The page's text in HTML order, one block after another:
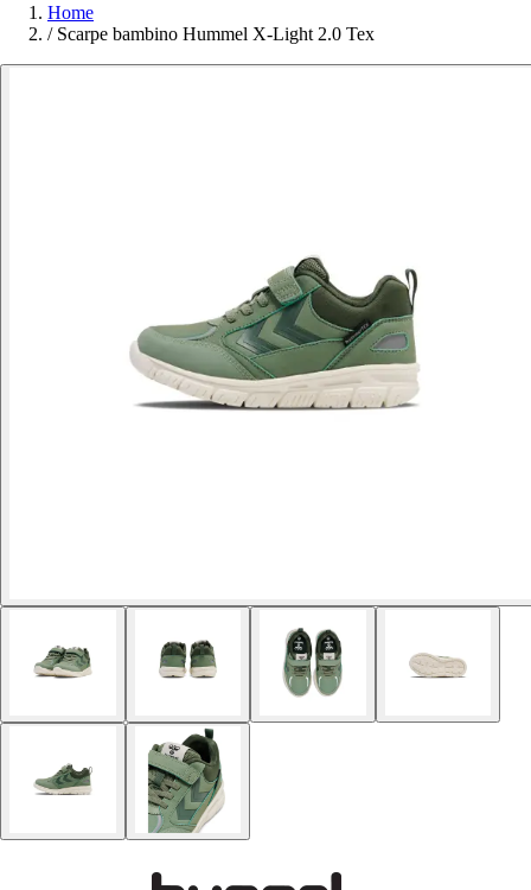
Home
/ Scarpe bambino Hummel X-Light 2.0 Tex